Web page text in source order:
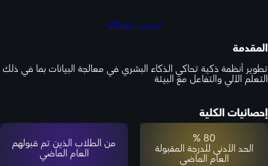
احسب معدلك
المقدمة
تطوير أنظمة ذكية تحاكي الذكاء البشري في معالجة البيانات بما في ذلك
التعلم الآلي والتفاعل مع البيئة
إحصائيات الكلية
80 %
الحد الأدنى للدرجة المقبولة
العام الماضي
من الطلاب الذين تم قبولهم
العام الماضي